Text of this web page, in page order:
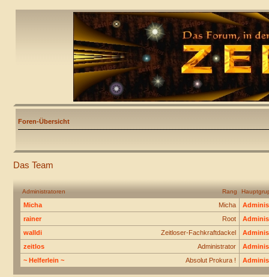
Foren-Übersicht
Das Team
Rang
Administratoren
Micha
Micha
Root
rainer
Zeitloser-Fachkraftdackel
walldi
Administrator
zeitlos
Absolut Prokura !
~ Helferlein ~